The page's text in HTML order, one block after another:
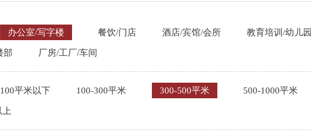
办公室/写字楼 餐饮/门店 酒店/宾馆/会所 教育培训/幼儿园
部 厂房/工厂/车间
100平米以下 100-300平米 300-500平米 500-1000平米